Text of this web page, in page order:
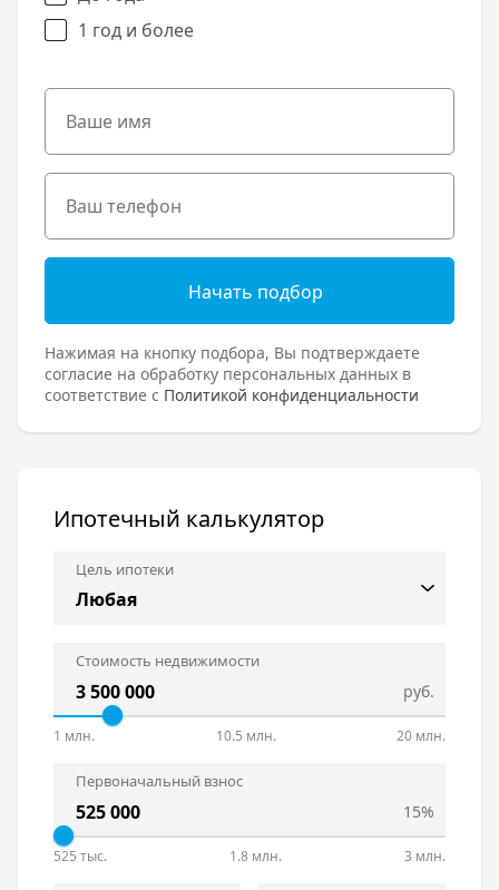
1 год и более
Начать подбор
Нажимая на кнопку подбора, Вы подтверждаете
согласие на обработку персональных данных в
соответствие с Политикой конфиденциальности
Ипотечный калькулятор
Цель ипотеки
Стоимость недвижимости
руб.
1 млн. 10.5 млн. 20 млн.
Первоначальный взнос
15%
525 тыс. 1.8 млн. 3 млн.